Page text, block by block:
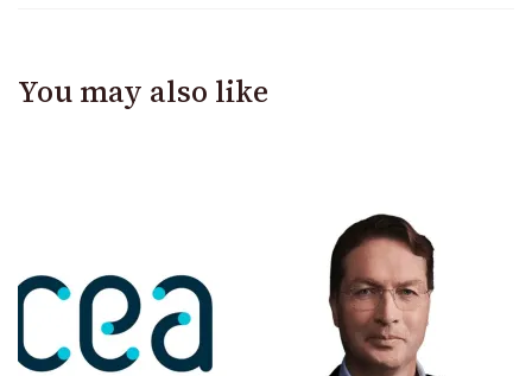
You may also like